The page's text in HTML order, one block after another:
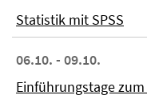
Statistik mit SPSS
06.10. - 09.10.
Einführungstage